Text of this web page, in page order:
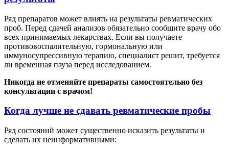
Ряд препаратов может влиять на результаты ревматических
проб. Перед сдачей анализов обязательно сообщите врачу обо
всех принимаемых лекарствах. Если вы получаете
противовоспалительную, гормональную или
иммуносупрессивную терапию, специалист решит, требуется
ли временная пауза перед исследованием.
Никогда не отменяйте препараты самостоятельно без
консультации с врачом!
Когда лучше не сдавать ревматические пробы
Ряд состояний может существенно исказить результаты и
сделать их неинформативными: